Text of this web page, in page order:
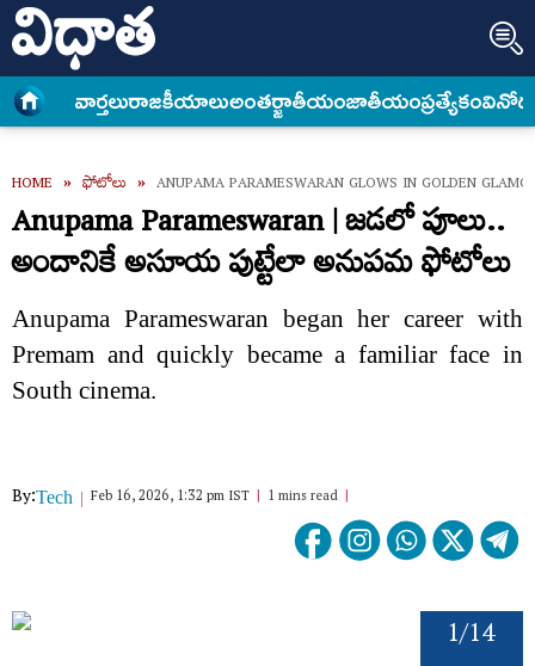
వార్త‌లురాజకీయాలుఅంత‌ర్జాతీయంజాతీయంప్రత్యేకం
HOME » ఫోటోలు » ANUPAMA PARAMESWARAN GLOWS IN GOLDEN
Anupama Parameswaran | జడలో పూలు..
అందానికే అసూయ పుట్టేలా అనుపమ ఫోటోలు
Anupama Parameswaran began her career with
Premam and quickly became a familiar face in
South cinema.
By:Tech Feb 16, 2026, 1:32 pm IST 1 mins read
1/14